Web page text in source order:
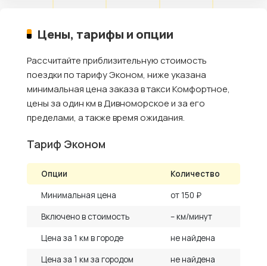
Цены, тарифы и опции
Рассчитайте приблизительную стоимость
поездки по тарифу Эконом, ниже указана
минимальная цена заказа в такси Комфортное,
цены за один км в Дивноморское и за его
пределами, а также время ожидания.
Тариф Эконом
Опции
Количество
Минимальная цена
от 150 ₽
Включено в стоимость
– км/минут
Цена за 1 км в городе
не найдена
Цена за 1 км за городом
не найдена